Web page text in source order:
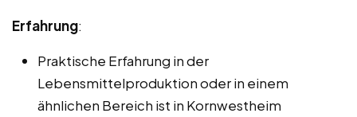
Erfahrung:
Praktische Erfahrung in der
Lebensmittelproduktion oder in einem
ähnlichen Bereich ist in Kornwestheim